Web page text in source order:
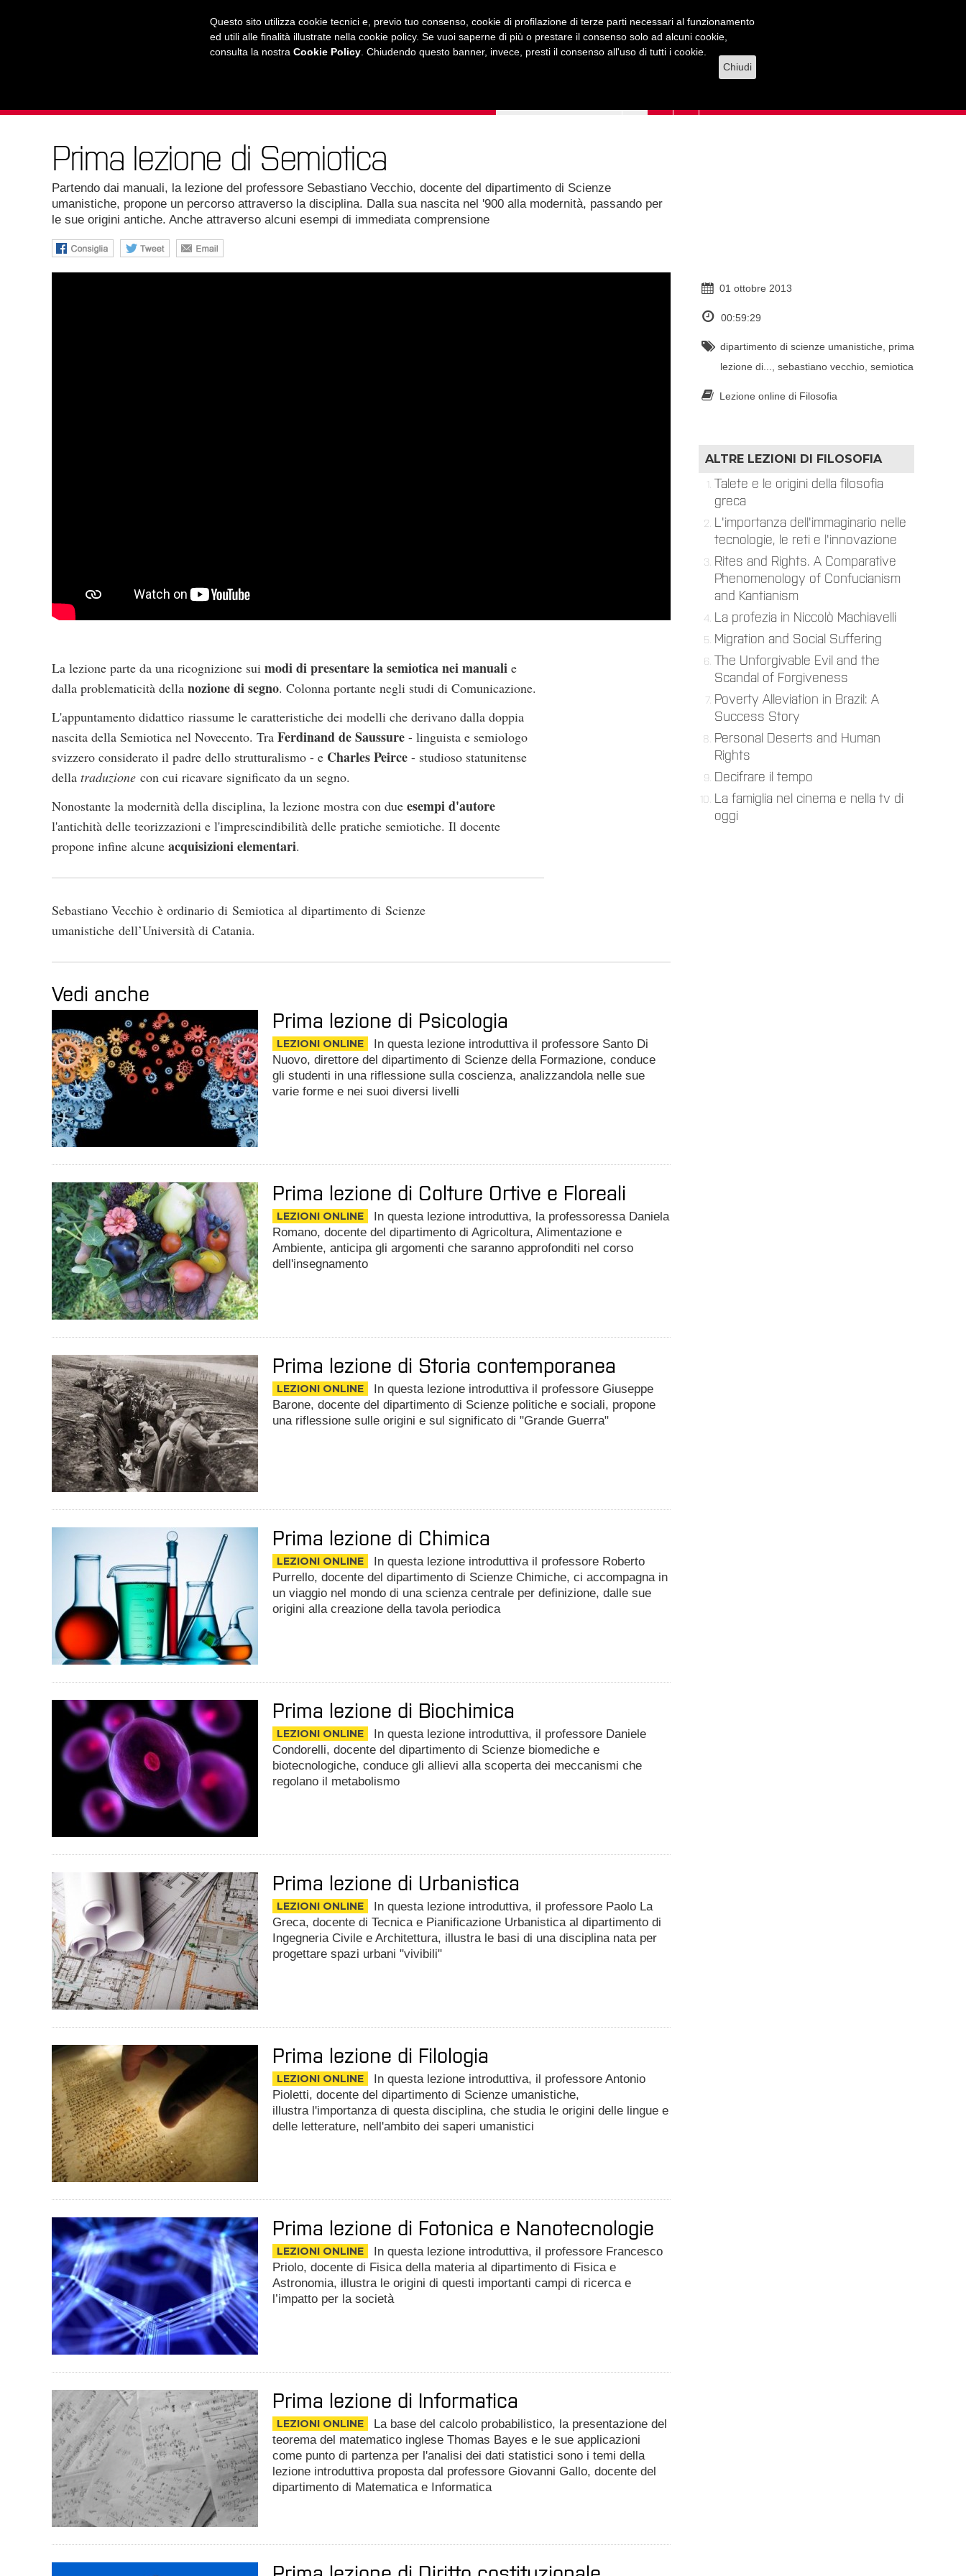
Questo sito utilizza cookie tecnici e, previo tuo consenso, cookie di profilazione di terze parti necessari al funzionamento
ed utili alle finalità illustrate nella cookie policy. Se vuoi saperne di più o prestare il consenso solo ad alcuni cookie,
consulta la nostra Cookie Policy . Chiudendo questo banner, invece, presti il consenso all'uso di tutti i cookie.
Chiudi
L'AGENDA
Prima lezione di Semiotica
Partendo dai manuali, la lezione del professore Sebastiano Vecchio, docente del dipartimento di Scienze
umanistiche, propone un percorso attraverso la disciplina. Dalla sua nascita nel '900 alla modernità, passando per
le sue origini antiche. Anche attraverso alcuni esempi di immediata comprensione
La lezione parte da una ricognizione sui modi di presentare la semiotica nei manuali e
dalla problematicità della nozione di segno. Colonna portante negli studi di Comunicazione.
L'appuntamento didattico riassume le caratteristiche dei modelli che derivano dalla doppia
nascita della Semiotica nel Novecento. Tra Ferdinand de Saussure - linguista e semiologo
svizzero considerato il padre dello strutturalismo - e Charles Peirce - studioso statunitense
della traduzione con cui ricavare significato da un segno.
Nonostante la modernità della disciplina, la lezione mostra con due esempi d'autore
l'antichità delle teorizzazioni e l'imprescindibilità delle pratiche semiotiche. Il docente
propone infine alcune acquisizioni elementari.
Sebastiano Vecchio è ordinario di Semiotica al dipartimento di Scienze
umanistiche dell’Università di Catania.
Vedi anche
Prima lezione di Psicologia
LEZIONI ONLINE
In questa lezione introduttiva il professore Santo Di
Nuovo, direttore del dipartimento di Scienze della Formazione, conduce
gli studenti in una riflessione sulla coscienza, analizzandola nelle sue
varie forme e nei suoi diversi livelli
Prima lezione di Colture Ortive e Floreali
LEZIONI ONLINE
In questa lezione introduttiva, la professoressa Daniela
Romano, docente del dipartimento di Agricoltura, Alimentazione e
Ambiente, anticipa gli argomenti che saranno approfonditi nel corso
dell'insegnamento
Prima lezione di Storia contemporanea
LEZIONI ONLINE
In questa lezione introduttiva il professore Giuseppe
Barone, docente del dipartimento di Scienze politiche e sociali, propone
una riflessione sulle origini e sul significato di "Grande Guerra"
Prima lezione di Chimica
LEZIONI ONLINE
In questa lezione introduttiva il professore Roberto
Purrello, docente del dipartimento di Scienze Chimiche, ci accompagna in
un viaggio nel mondo di una scienza centrale per definizione, dalle sue
origini alla creazione della tavola periodica
Prima lezione di Biochimica
LEZIONI ONLINE
In questa lezione introduttiva, il professore Daniele
Condorelli, docente del dipartimento di Scienze biomediche e
biotecnologiche, conduce gli allievi alla scoperta dei meccanismi che
regolano il metabolismo
Prima lezione di Urbanistica
LEZIONI ONLINE
In questa lezione introduttiva, il professore Paolo La
Greca, docente di Tecnica e Pianificazione Urbanistica al dipartimento di
Ingegneria Civile e Architettura, illustra le basi di una disciplina nata per
progettare spazi urbani "vivibili"
Prima lezione di Filologia
LEZIONI ONLINE
In questa lezione introduttiva, il professore Antonio
Pioletti, docente del dipartimento di Scienze umanistiche,
illustra l'importanza di questa disciplina, che studia le origini delle lingue e
delle letterature, nell'ambito dei saperi umanistici
Prima lezione di Fotonica e Nanotecnologie
LEZIONI ONLINE
In questa lezione introduttiva, il professore Francesco
Priolo, docente di Fisica della materia al dipartimento di Fisica e
Astronomia, illustra le origini di questi importanti campi di ricerca e
l’impatto per la società
Prima lezione di Informatica
LEZIONI ONLINE
La base del calcolo probabilistico, la presentazione del
teorema del matematico inglese Thomas Bayes e le sue applicazioni
come punto di partenza per l'analisi dei dati statistici sono i temi della
lezione introduttiva proposta dal professore Giovanni Gallo, docente del
dipartimento di Matematica e Informatica
01 ottobre 2013
00:59:29
dipartimento di scienze umanistiche
prima
lezione di...
sebastiano vecchio semiotica
Lezione online di Filosofia
ALTRE LEZIONI DI FILOSOFIA
Talete e le origini della filosofia
greca
L'importanza dell'immaginario nelle
tecnologie, le reti e l'innovazione
Rites and Rights. A Comparative
Phenomenology of Confucianism
and Kantianism
La profezia in Niccolò Machiavelli
Migration and Social Suffering
The Unforgivable Evil and the
Scandal of Forgiveness
Poverty Alleviation in Brazil: A
Success Story
Personal Deserts and Human
Rights
Decifrare il tempo
La famiglia nel cinema e nella tv di
oggi